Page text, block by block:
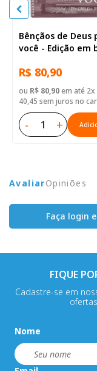
Bênçãos de Deus
você - Edição em
R$ 80,90
ou R$ 80,90em até 2x
40,45 sem juros no
- +
AvaliarOpiniões
Faça login
FIQUE
Cadastre-se em
Nome